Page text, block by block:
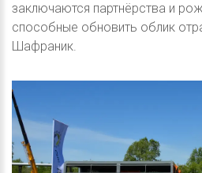
заключаются партнёрства и
способные обновить облик
Шафраник.